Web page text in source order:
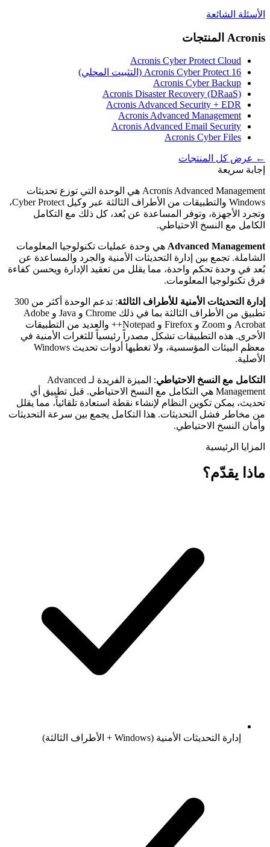
الأسئلة الشائعة
Acronis المنتجات
Acronis Cyber Protect Cloud
Acronis Cyber Protect 16 (التثبيت المحلي)
Acronis Cyber Backup
Acronis Disaster Recovery (DRaaS)
Acronis Advanced Security + EDR
Acronis Advanced Management
Acronis Advanced Email Security
Acronis Cyber Files
← عرض كل المنتجات
إجابة سريعة
Acronis Advanced Management هي الوحدة التي توزع تحديثات
Windows والتطبيقات من الأطراف الثالثة عبر وكيل Cyber Protect،
وتجرد الأجهزة، وتوفر المساعدة عن بُعد، كل ذلك مع التكامل
الكامل مع النسخ الاحتياطي.
Advanced Management هي وحدة عمليات تكنولوجيا المعلومات
الشاملة. تجمع بين إدارة التحديثات الأمنية والجرد والمساعدة عن
بُعد في وحدة تحكم واحدة، مما يقلل من تعقيد الإدارة ويحسن كفاءة
فرق تكنولوجيا المعلومات.
إدارة التحديثات الأمنية للأطراف الثالثة
: تدعم الوحدة أكثر من 300
تطبيق من الأطراف الثالثة بما في ذلك Chrome و Java و Adobe
Acrobat و Zoom و Firefox و Notepad++ والعديد من التطبيقات
الأخرى. هذه التطبيقات تشكل مصدراً رئيسياً للثغرات الأمنية في
معظم البيئات المؤسسية، ولا تغطيها أدوات تحديث Windows
الأصلية.
التكامل مع النسخ الاحتياطي
: الميزة الفريدة لـ Advanced
Management هي التكامل مع النسخ الاحتياطي. قبل تطبيق أي
تحديث، يمكن تكوين النظام لإنشاء نقطة استعادة تلقائياً، مما يقلل
من مخاطر فشل التحديثات. هذا التكامل يجمع بين سرعة التحديثات
وأمان النسخ الاحتياطي.
المزايا الرئيسية
ماذا يقدّم؟
إدارة التحديثات الأمنية (Windows + الأطراف الثالثة)